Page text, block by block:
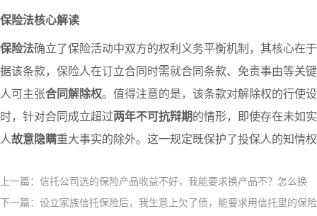
保险法核心解读
保险法确立了保险活动中双方的权利义务平衡机制，其核心在
据该条款，保险人在订立合同时需就合同条款、免责事由等关
人可主张合同解除权。值得注意的是，该条款对解除权的行使
时，针对合同成立超过两年不可抗辩期的情形，即使存在未如
人故意隐瞒重大事实的除外。这一规定既保护了投保人的知情
上一篇：信托公司选的保险产品收益不好，我能要求换产品不？怎么换​
下一篇：设立家族信托保险后，我生意上欠了债，能要求用信托里的保